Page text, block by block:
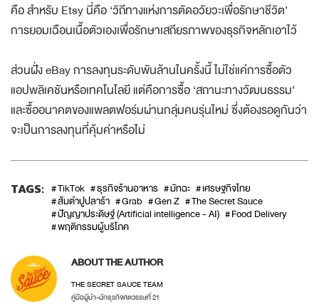
คือ สำหรับ Etsy นี่คือ ‘วิถีทางแห่งการตัดอวัยวะเพื่อรักษาชีวิต’
การยอมเฉือนเนื้อตัวเองเพื่อรักษาเสถียรภาพของธุรกิจหลักเอาไว้
ส่วนฝั่ง eBay การลงทุนระดับพันล้านในครั้งนี้ ไม่ใช่แค่การซื้อตัว
แอปพลิเคชันหรือเทคโนโลยี แต่คือการซื้อ ‘สถานะทางวัฒนธรรม’
และซื้ออนาคตของแพลตฟอร์มผ่านกลุ่มคนรุ่นใหม่ ซึ่งต้องรอดูกันว่า
จะเป็นการลงทุนที่คุ้มค่าหรือไม่
TAGS: TikTok ธุรกิจร้านอาหาร มัทฉะ
เศรษฐกิจไทย
ส้มตำปูปลาร้า
Grab Gen Z
The Secret Sauce
ปัญญาประดิษฐ์ (Artificial intelligence - AI)
Food Delivery
พฤติกรรมผู้บริโภค
ABOUT THE AUTHOR
THE SECRET SAUCE TEAM
คู่มือผู้นำ-นักธุรกิจศตวรรษที่ 21